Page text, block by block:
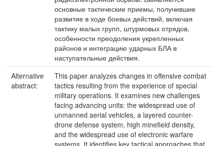
основные тактические приемы, получившие
развитие в ходе боевых действий, включая
тактику малых групп, штурмовых отрядов,
особенности преодоления укрепленных
районов и интеграцию ударных БЛА в
наступательные действия.
Alternative
abstract:
This paper analyzes changes in offensive combat
tactics resulting from the experience of special
military operations. It examines new challenges
facing advancing units: the widespread use of
unmanned aerial vehicles, a layered counter-
drone defense system, high minefield density,
and the widespread use of electronic warfare
systems. It identifies key tactical approaches that